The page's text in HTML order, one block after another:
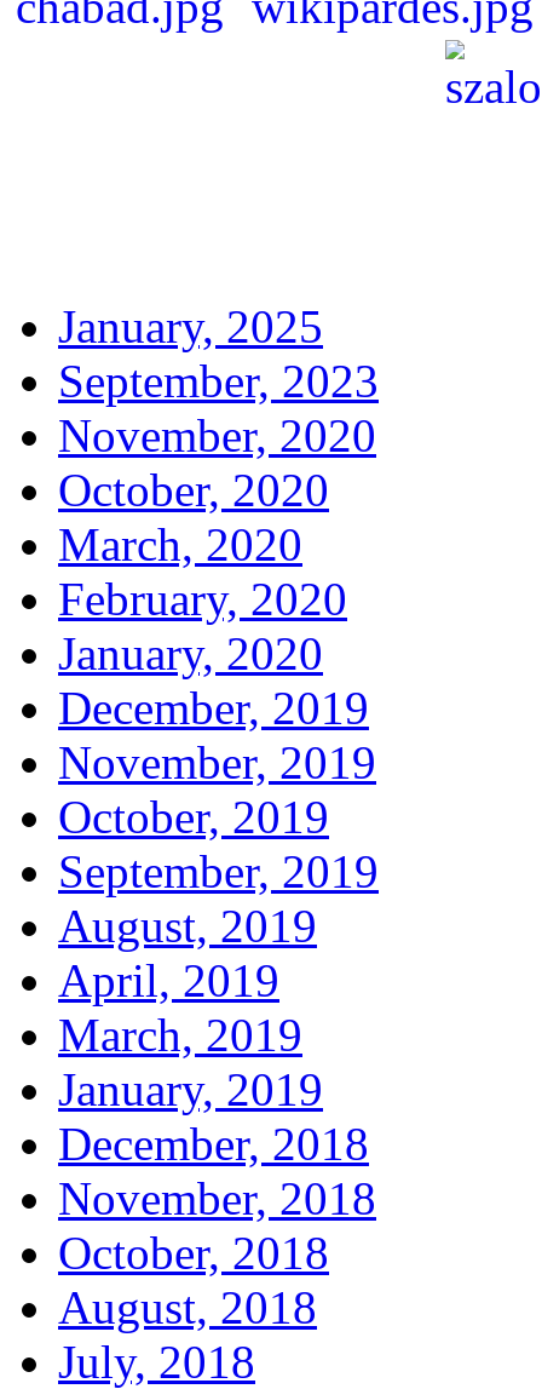
January, 2025
September, 2023
November, 2020
October, 2020
March, 2020
February, 2020
January, 2020
December, 2019
November, 2019
October, 2019
September, 2019
August, 2019
April, 2019
March, 2019
January, 2019
December, 2018
November, 2018
October, 2018
August, 2018
July, 2018